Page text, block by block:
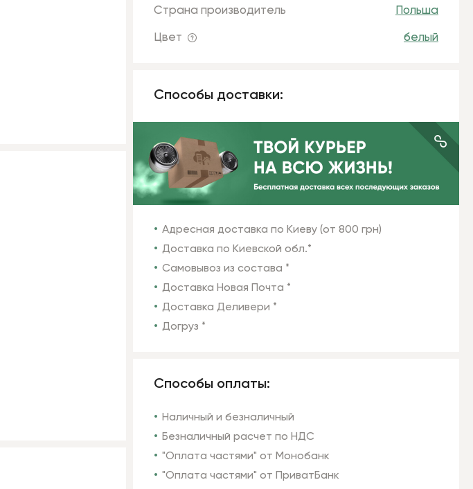
Страна производитель Польша
Цвет белый
Способы доставки:
Адресная доставка по Киеву (от 800 грн)
Доставка по Киевской обл.*
Самовывоз из состава *
Доставка Новая Почта *
Доставка Деливери *
Догруз *
Способы оплаты:
Наличный и безналичный
Безналичный расчет по НДС
"Оплата частями" от Монобанк
"Оплата частями" от ПриватБанк